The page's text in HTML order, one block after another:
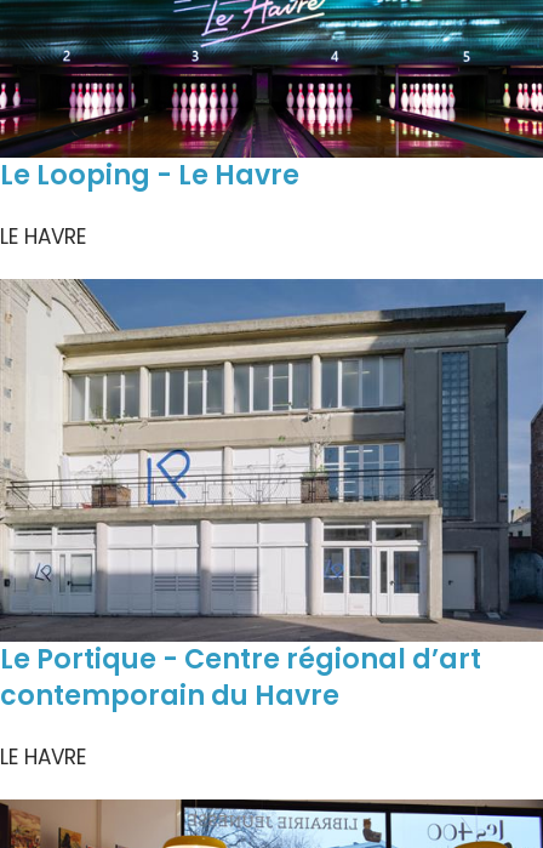
Le Looping - Le Havre
LE HAVRE
Le Portique - Centre régional d’art
contemporain du Havre
LE HAVRE